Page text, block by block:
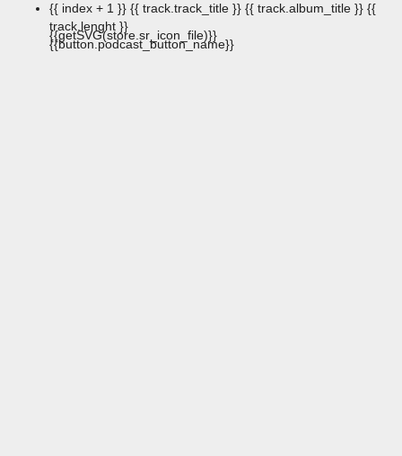
{{ index + 1 }} {{ track.track_title }} {{ track.album_title }} {{
track.lenght }}
{{getSVG(store.sr_icon_file)}}
{{button.podcast_button_name}}